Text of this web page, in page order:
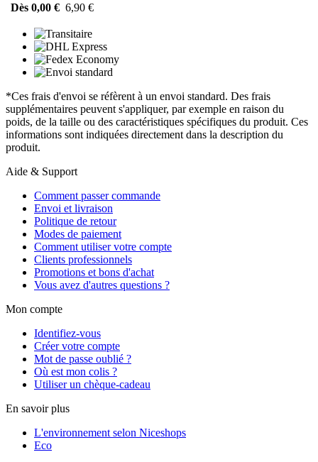
Dès 0,00 € 6,90 €
*Ces frais d'envoi se réfèrent à un envoi standard. Des frais
supplémentaires peuvent s'appliquer, par exemple en raison du
poids, de la taille ou des caractéristiques spécifiques du produit. Ces
informations sont indiquées directement dans la description du
produit.
Aide & Support
Comment passer commande
Envoi et livraison
Politique de retour
Modes de paiement
Comment utiliser votre compte
Clients professionnels
Promotions et bons d'achat
Vous avez d'autres questions ?
Mon compte
Identifiez-vous
Créer votre compte
Mot de passe oublié ?
Où est mon colis ?
Utiliser un chèque-cadeau
En savoir plus
L'environnement selon Niceshops
Eco